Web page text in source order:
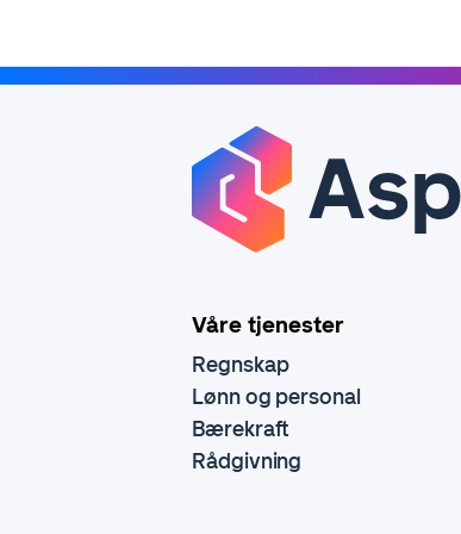
Våre tjenester
Regnskap
Lønn og personal
Bærekraft
Rådgivning